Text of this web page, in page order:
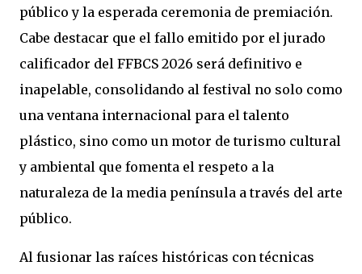
público y la esperada ceremonia de premiación.
Cabe destacar que el fallo emitido por el jurado
calificador del FFBCS 2026 será definitivo e
inapelable, consolidando al festival no solo como
una ventana internacional para el talento
plástico, sino como un motor de turismo cultural
y ambiental que fomenta el respeto a la
naturaleza de la media península a través del arte
público.
Al fusionar las raíces históricas con técnicas